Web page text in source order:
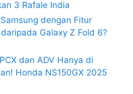
3 Rafale India
dengan Fitur
Galaxy Z Fold 6?
dan ADV Hanya di
Honda NS150GX 2025